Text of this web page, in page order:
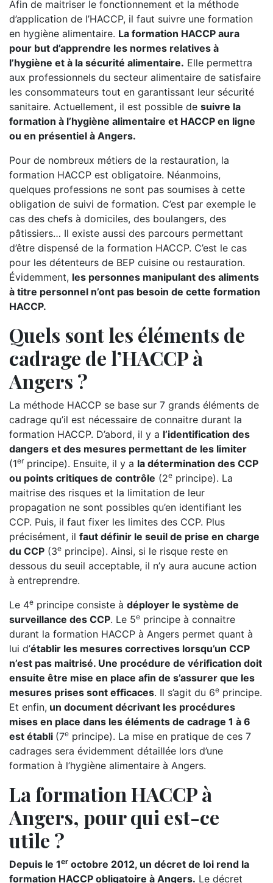
Afin de maitriser le fonctionnement et la méthode
d’application de l’HACCP, il faut suivre une formation
en hygiène alimentaire. La formation HACCP aura
pour but d’apprendre les normes relatives à
l’hygiène et à la sécurité alimentaire. Elle permettra
aux professionnels du secteur alimentaire de satisfaire
les consommateurs tout en garantissant leur sécurité
sanitaire. Actuellement, il est possible de suivre la
formation à l’hygiène alimentaire et HACCP en ligne
ou en présentiel à Angers.
Pour de nombreux métiers de la restauration, la
formation HACCP est obligatoire. Néanmoins,
quelques professions ne sont pas soumises à cette
obligation de suivi de formation. C’est par exemple le
cas des chefs à domiciles, des boulangers, des
pâtissiers… Il existe aussi des parcours permettant
d’être dispensé de la formation HACCP. C’est le cas
pour les détenteurs de BEP cuisine ou restauration.
Évidemment, les personnes manipulant des aliments
à titre personnel n’ont pas besoin de cette formation
HACCP.
Quels sont les éléments de
cadrage de l’HACCP à
Angers ?
La méthode HACCP se base sur 7 grands éléments de
cadrage qu’il est nécessaire de connaitre durant la
formation HACCP. D’abord, il y a l’identification des
dangers et des mesures permettant de les limiter
(1erprincipe). Ensuite, il y a la détermination des CCP
ou points critiques de contrôle (2e principe). La
maitrise des risques et la limitation de leur
propagation ne sont possibles qu’en identifiant les
CCP. Puis, il faut fixer les limites des CCP. Plus
précisément, il faut définir le seuil de prise en charge
du CCP (3e principe). Ainsi, si le risque reste en
dessous du seuil acceptable, il n’y aura aucune action
à entreprendre.
Le 4e principe consiste à déployer le système de
surveillance des CCP. Le 5e principe à connaitre
durant la formation HACCP à Angers permet quant à
lui d’établir les mesures correctives lorsqu’un CCP
n’est pas maitrisé. Une procédure de vérification doit
ensuite être mise en place afin de s’assurer que les
mesures prises sont efficaces. Il s’agit du 6e principe.
Et enfin, un document décrivant les procédures
mises en place dans les éléments de cadrage 1 à 6
est établi (7e principe). La mise en pratique de ces 7
cadrages sera évidemment détaillée lors d’une
formation à l’hygiène alimentaire à Angers.
La formation HACCP à
Angers, pour qui est-ce
utile ?
Depuis le 1er octobre 2012, un décret de loi rend la
formation HACCP obligatoire à Angers. Le décret